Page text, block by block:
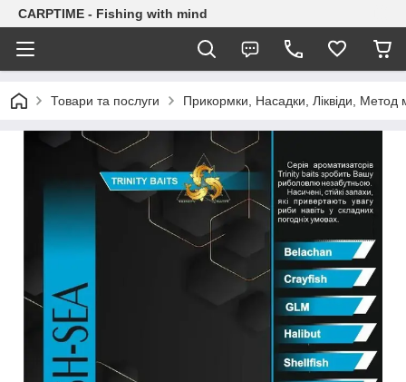
CARPTIME - Fishing with mind
Товари та послуги Прикормки, Насадки, Ліквіди, Метод